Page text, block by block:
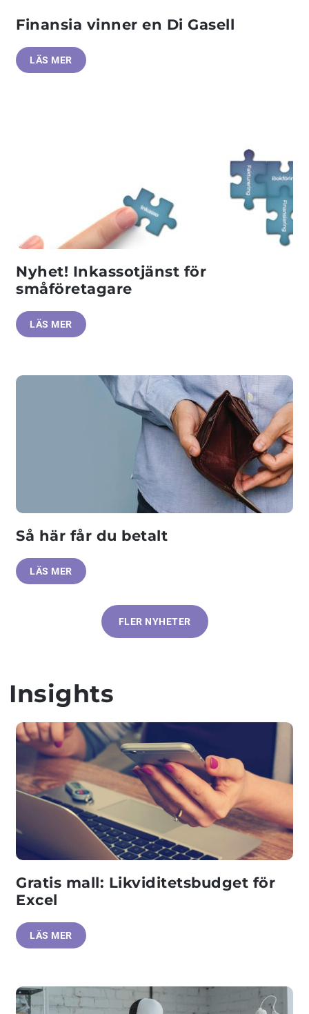
Finansia vinner en Di Gasell
LÄS MER
Nyhet! Inkassotjänst för
småföretagare
LÄS MER
Så här får du betalt
LÄS MER
FLER NYHETER
Insights
Gratis mall: Likviditetsbudget för
Excel
LÄS MER